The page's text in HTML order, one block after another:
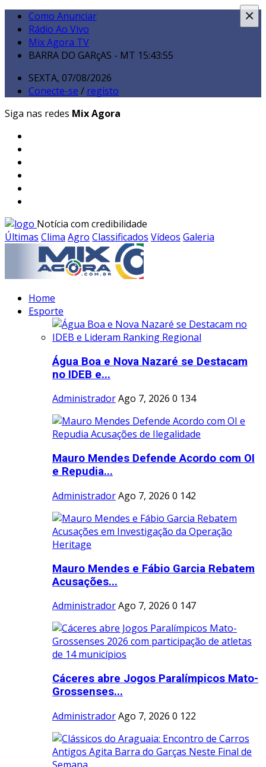
Como Anunciar
Rádio Ao Vivo
Mix Agora TV
BARRA DO GARçAS - MT 15:43:57
SEXTA, 07/08/2026
Conecte-se / registo
Siga nas redes Mix Agora
Notícia com credibilidade
Últimas Clima Agro Classificados Vídeos Galeria
Home
Esporte
Água Boa e Nova Nazaré se Destacam
no IDEB e...
AdministradorAgo 7, 2026 0 134
Mauro Mendes Defende Acordo com OI
e Repudia...
AdministradorAgo 7, 2026 0 142
Mauro Mendes e Fábio Garcia Rebatem
Acusações...
AdministradorAgo 7, 2026 0 147
Cáceres abre Jogos Paralímpicos Mato-
Grossenses...
AdministradorAgo 7, 2026 0 122
×